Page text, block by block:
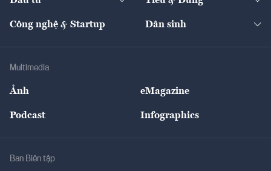
Quản trị số
Tư vấn
Thị trường
Nông sản
Giải trí
Công nghệ & Startup Dân sinh
Multimedia
Ảnh eMagazine
Podcast Infographics
Ban Biên tập